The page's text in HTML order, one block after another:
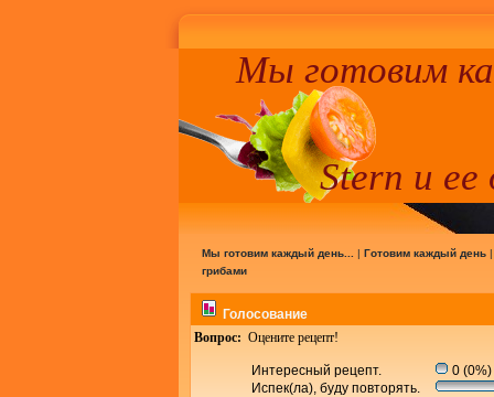
Мы готовим
Stern и ее
Мы готовим каждый день... | Готовим каждый день
грибами
Голосование
Вопрос: Оцените рецепт!
Интересный рецепт.
0 (0%)
Испек(ла), буду повторять.